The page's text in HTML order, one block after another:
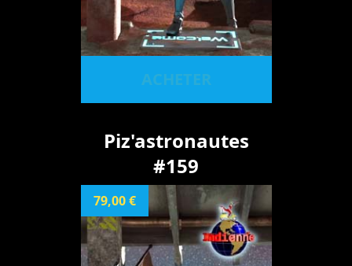
ACHETER
Piz'astronautes
#159
79,00 €